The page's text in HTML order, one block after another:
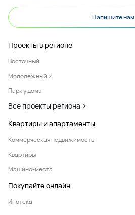
Напишите нам
Проекты в регионе
Восточный
Молодежный 2
Парк у дома
Все проекты региона
Квартиры и апартаменты
Коммерческая недвижимость
Квартиры
Машино-места
Покупайте онлайн
Ипотека